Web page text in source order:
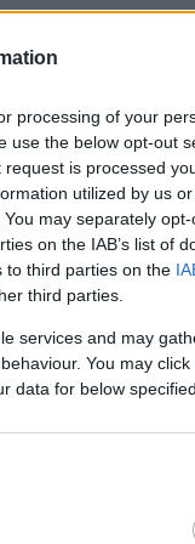
processing of your
use the below opt-out
is processed
utilized by us
may separately
on the IAB’s list of
to third parties on the
third parties.
services and may
You may
data for below
για τη
- Τι είπε
αφήστε τα
δεν
σχόλια στη